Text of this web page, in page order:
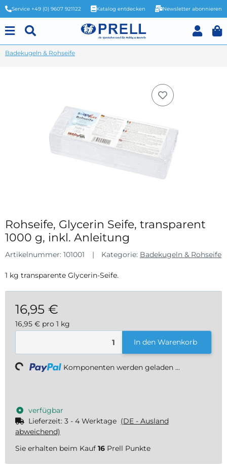
Service +49 (0) 9607 921122 Katalog entdecken Newsletter abonnieren
Badekugeln & Rohseife
Rohseife, Glycerin Seife, transparent
1000 g, inkl. Anleitung
Artikelnummer: 101001 Kategorie: Badekugeln & Rohseife
1 kg transparente Glycerin-Seife.
16,95 €
16,95 € pro 1 kg
inkl. 19% USt. , zzgl.
In den Warenkorb
Komponenten werden geladen ...
verfügbar
Lieferzeit: 3 - 4 Werktage (DE - Ausland
abweichend)
Sie erhalten beim Kauf 16 Prell Punkte